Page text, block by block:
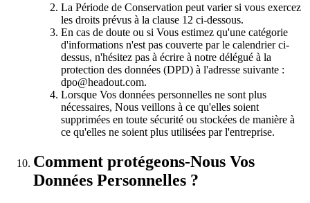
La Période de Conservation peut varier si vous exercez
les droits prévus à la clause 12 ci-dessous.
En cas de doute ou si Vous estimez qu'une catégorie
d'informations n'est pas couverte par le calendrier ci-
dessus, n'hésitez pas à écrire à notre délégué à la
protection des données (DPD) à l'adresse suivante :
dpo@headout.com.
Lorsque Vos données personnelles ne sont plus
nécessaires, Nous veillons à ce qu'elles soient
supprimées en toute sécurité ou stockées de manière à
ce qu'elles ne soient plus utilisées par l'entreprise.
Comment protégeons-Nous Vos
Données Personnelles ?